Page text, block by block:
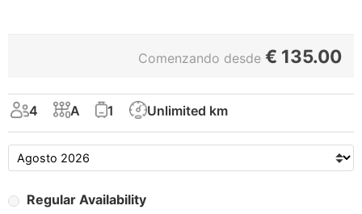
Comenzando desde € 135.00
4 A 1 Unlimited km
Regular Availability